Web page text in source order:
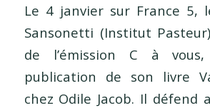
Le 4 janvier sur France 5,
Sansonetti (Institut
de l’émission C à
publication de son livre
chez Odile Jacob. Il défend